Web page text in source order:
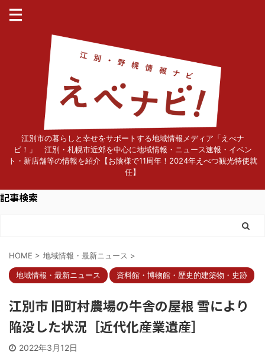
江別市の暮らしと幸せをサポートする地域情報メディア「えべナ
ビ！」 江別・札幌市近郊を中心に地域情報・ニュース速報・イベン
ト・新店舗等の情報を紹介【お陰様で11周年！2024年えべつ観光特使就
任】
記事検索
HOME > 地域情報・最新ニュース >
地域情報・最新ニュース 資料館・博物館・歴史的建築物・史跡
江別市 旧町村農場の牛舎の屋根 雪により
陥没した状況［近代化産業遺産］
2022年3月12日